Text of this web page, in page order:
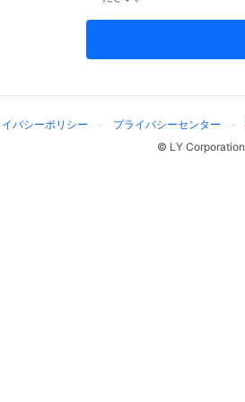
バシーポリシー プライバシーセンター
© LY Corporation